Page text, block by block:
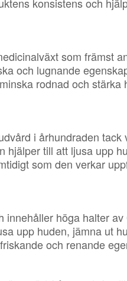
som främst
och lugnande
rodnad och stärka
i århundraden tack
hjälper till att ljusa upp
som den verkar
höga halter
upp huden, jämna ut
och renande